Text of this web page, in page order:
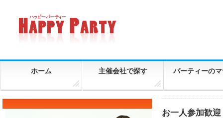
ホーム 主催会社で探す パーティーの
お一人参加歓